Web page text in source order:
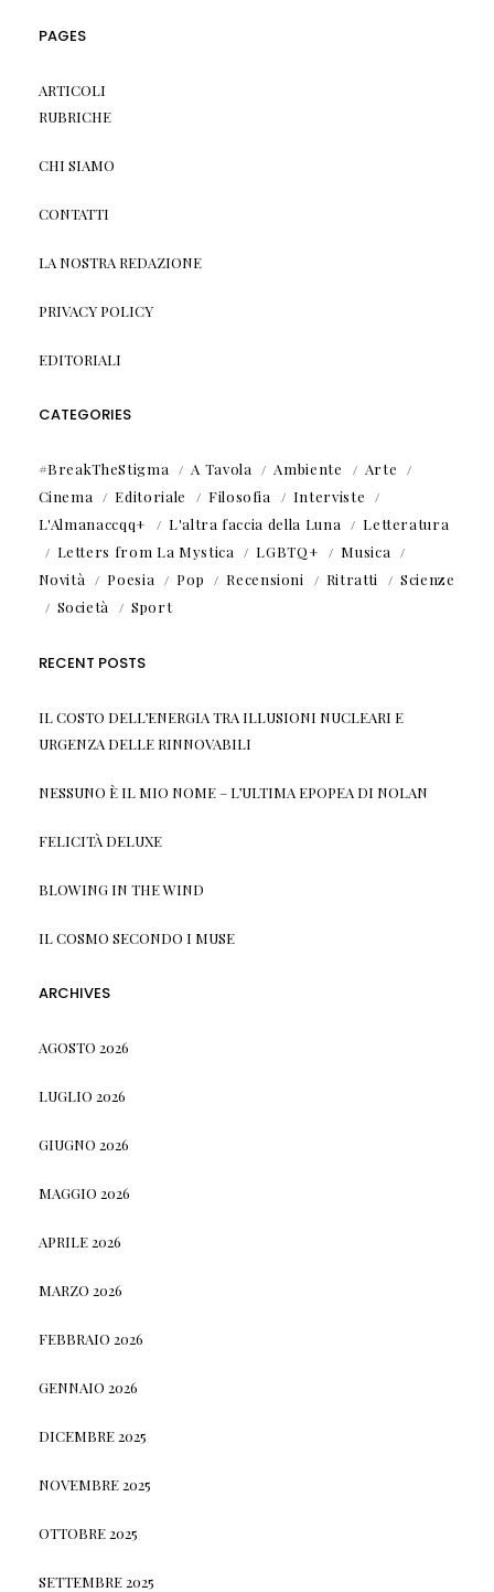
PAGES
ARTICOLI
RUBRICHE
CHI SIAMO
CONTATTI
LA NOSTRA REDAZIONE
PRIVACY POLICY
EDITORIALI
CATEGORIES
#BreakTheStigma A Tavola Ambiente
Arte
Cinema
Editoriale Filosofia
Interviste
L'Almanaccqq+
L'altra faccia della Luna
Letteratura
Letters from La Mystica
LGBTQ+
Musica
Novità
Poesia Pop Recensioni Ritratti
Scienze
Società
Sport
RECENT POSTS
IL COSTO DELL’ENERGIA TRA ILLUSIONI NUCLEARI E
URGENZA DELLE RINNOVABILI
NESSUNO È IL MIO NOME – L’ULTIMA EPOPEA DI NOLAN
FELICITÀ DELUXE
BLOWING IN THE WIND
IL COSMO SECONDO I MUSE
ARCHIVES
AGOSTO 2026
LUGLIO 2026
GIUGNO 2026
MAGGIO 2026
APRILE 2026
MARZO 2026
FEBBRAIO 2026
GENNAIO 2026
DICEMBRE 2025
NOVEMBRE 2025
OTTOBRE 2025
SETTEMBRE 2025